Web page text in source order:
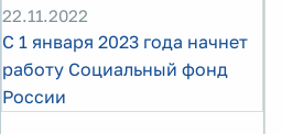
22.11.2022
С 1 января 2023 года начнет
работу Социальный фонд
России